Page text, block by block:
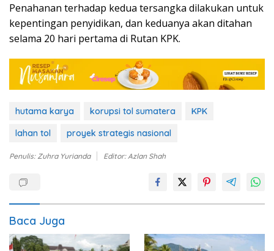
Penahanan terhadap kedua tersangka dilakukan untuk
kepentingan penyidikan, dan keduanya akan ditahan
selama 20 hari pertama di Rutan KPK.
hutama karya korupsi tol sumatera
KPK
lahan tol
proyek strategis nasional
Penulis: Zuhra Yurianda Editor: Azlan Shah
Baca Juga